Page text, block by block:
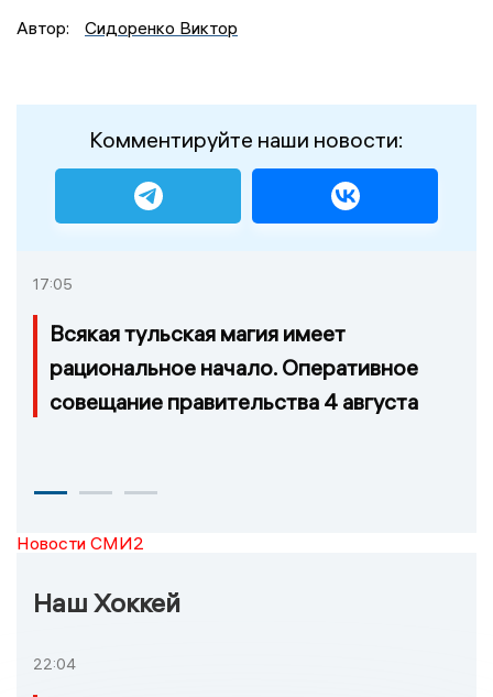
Автор:
Сидоренко Виктор
Комментируйте наши новости:
17:05
Всякая тульская магия имеет
рациональное начало. Оперативное
совещание правительства 4 августа
Новости СМИ2
Наш Хоккей
22:04